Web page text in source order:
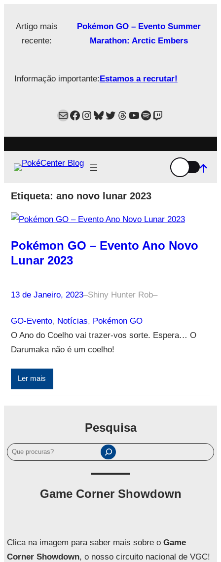
paraArtigo mais
recente:
Pokémon GO – Evento Summer
Marathon: Arctic Embers
Informação importante:Estamos a recrutar!
MailFacebook
Instagram
Bluesky
Twitter
Estamos no Threads!
YouTube
Spotify
Twitch
Etiqueta: ano novo lunar 2023
Pokémon GO – Evento Ano Novo
Lunar 2023
13 de Janeiro, 2023–Shiny Hunter Rob–
GO-Evento, Notícias, Pokémon GO
O Ano do Coelho vai trazer-vos sorte. Espera… O
Darumaka não é um coelho!
Ler mais
Pesquisa
P
e
a
Game Corner Showdown
Clica na imagem para saber mais sobre o Game
Corner Showdown, o nosso circuito nacional de VGC!